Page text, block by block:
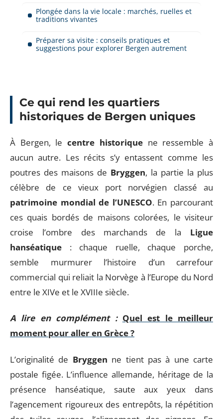
Plongée dans la vie locale : marchés, ruelles et
traditions vivantes
Préparer sa visite : conseils pratiques et
suggestions pour explorer Bergen autrement
Ce qui rend les quartiers
historiques de Bergen uniques
À Bergen, lecentre historiquene ressemble à
aucun autre. Les récits s’y entassent comme les
poutres des maisons de Bryggen, la partie la plus
célèbre de ce vieux port norvégien classé au
patrimoine mondial de l’UNESCO. En parcourant
ces quais bordés de maisons colorées, le visiteur
croise l’ombre des marchands de la Ligue
hanséatique : chaque ruelle, chaque porche,
semble murmurer l’histoire d’un carrefour
commercial qui reliait la Norvège à l’Europe du Nord
entre le XIVe et le XVIIIe siècle.
A lire en complément : Quel est le meilleur
moment pour aller en Grèce ?
L’originalité de Bryggen ne tient pas à une carte
postale figée. L’influence allemande, héritage de la
présence hanséatique, saute aux yeux dans
l’agencement rigoureux des entrepôts, la répétition